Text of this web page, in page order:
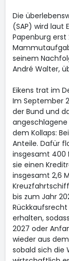
Die
(SAP) wird laut
Papenburg
seinem
André Walter,
Eikens trat im
Im September
der Bund und
dem Kollaps:
Anteile. Dafür
insgesamt 400
sie einen
insgesamt 2,6
bis zum Jahr
Rückkaufsrecht
erhalten,
2027 oder
wieder aus
sobald sich die